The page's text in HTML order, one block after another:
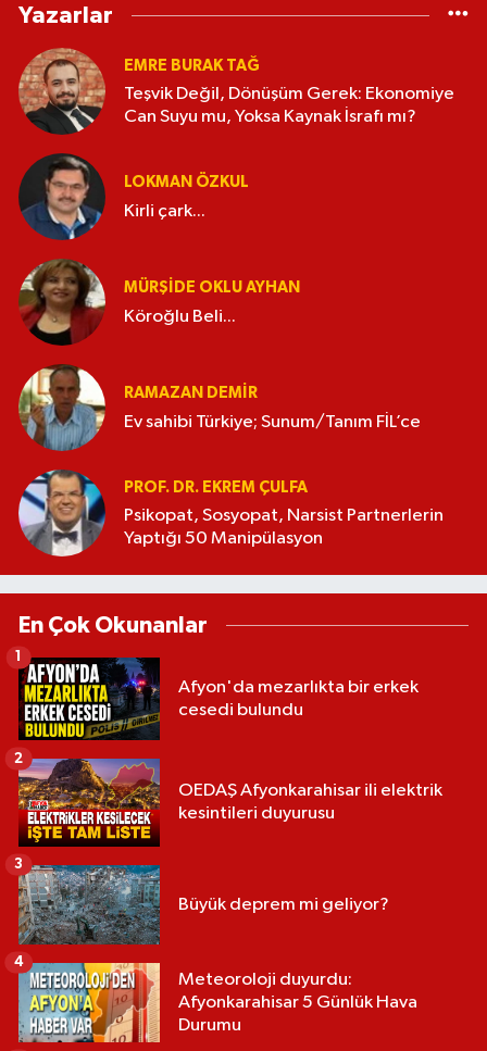
Yazarlar
EMRE BURAK TAĞ
Teşvik Değil, Dönüşüm Gerek: Ekonomiye
Can Suyu mu, Yoksa Kaynak İsrafı mı?
LOKMAN ÖZKUL
Kirli çark...
MÜRŞIDE OKLU AYHAN
Köroğlu Beli...
RAMAZAN DEMİR
Ev sahibi Türkiye; Sunum/Tanım FİL’ce
PROF. DR. EKREM ÇULFA
Psikopat, Sosyopat, Narsist Partnerlerin
Yaptığı 50 Manipülasyon
En Çok Okunanlar
Afyon'da mezarlıkta bir erkek
cesedi bulundu
1
OEDAŞ Afyonkarahisar ili elektrik
kesintileri duyurusu
2
Büyük deprem mi geliyor?
3
Meteoroloji duyurdu:
Afyonkarahisar 5 Günlük Hava
Durumu
4